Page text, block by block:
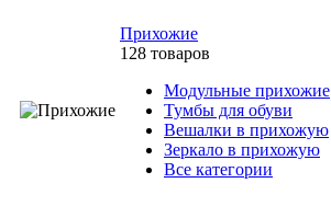
Прихожие
128 товаров
Модульные прихожие
Тумбы для обуви
Вешалки в прихожую
Зеркало в прихожую
Все категории